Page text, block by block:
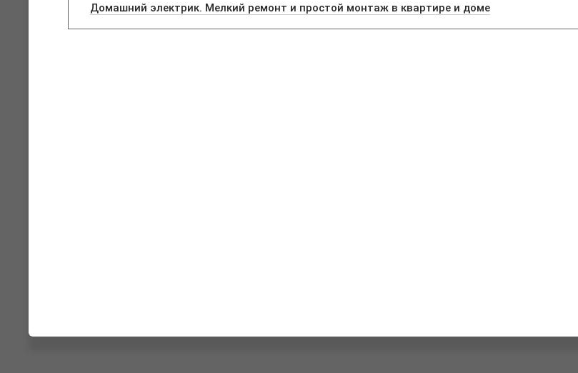
Домашний электрик. Мелкий ремонт и простой монтаж в квартире и доме